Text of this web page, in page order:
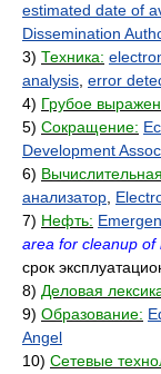
estimated date of
Dissemination
3) Техника:
analysis error
4) Грубое
5) Сокращение:
Development
6)
анализатор
7) Нефть:
area for cleanup of
срок
8) Деловая
9) Образование:
Angel
10) Сетевые